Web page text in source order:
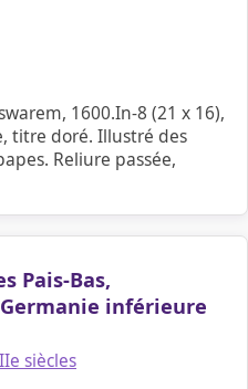
1600.In-8 (21 x 16),
titre doré. Illustré des
Reliure passée,
Pais-Bas,
inférieure
siècles